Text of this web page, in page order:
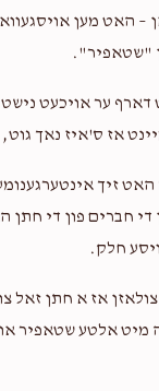
– האט מען
"שטאפיר".
ער אויכעט נישט
אז ס'איז נאך גוט,
זיך
די חברים פון די חתן
חלק.
אז א חתן זאל
מיט אלטע שטאפיר